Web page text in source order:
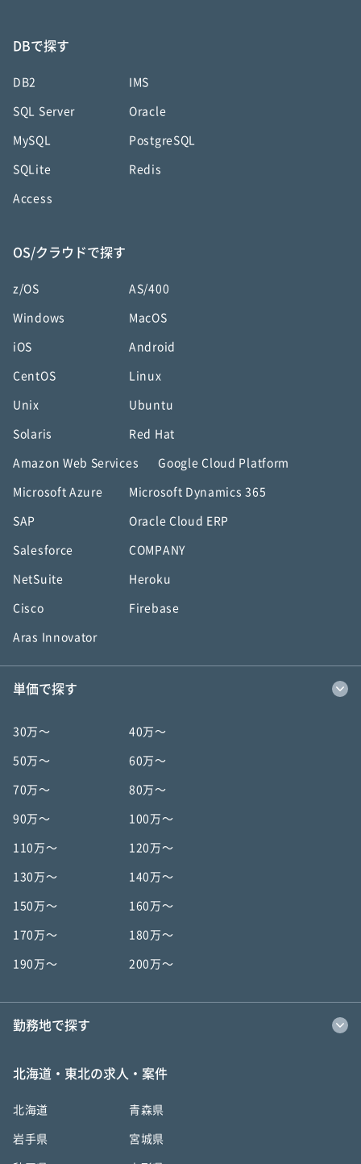
DBで探す
DB2 IMS
SQL Server Oracle
MySQL PostgreSQL
SQLite Redis
Access
OS/クラウドで探す
z/OS AS/400
Windows MacOS
iOS Android
CentOS Linux
Unix Ubuntu
Solaris Red Hat
Amazon Web Services Google Cloud Platform
Microsoft Azure Microsoft Dynamics 365
SAP Oracle Cloud ERP
Salesforce COMPANY
NetSuite Heroku
Cisco Firebase
Aras Innovator
単価で探す
30万〜 40万〜
50万〜 60万〜
70万〜 80万〜
90万〜 100万〜
110万〜 120万〜
130万〜 140万〜
150万〜 160万〜
170万〜 180万〜
190万〜 200万〜
勤務地で探す
北海道・東北の求人・案件
北海道 青森県
岩手県 宮城県